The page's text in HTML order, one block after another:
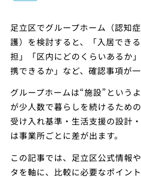
足立区でグループホーム（認知
護）を検討すると、「入居でき
担」「区内にどのくらいあるか
携できるか」など、確認事項が一
グループホームは“施設”という
が少人数で暮らしを続けるため
受け入れ基準・生活支援の設計
は事業所ごとに差が出ます。
この記事では、足立区公式情報
タを軸に、比較に必要なポイン